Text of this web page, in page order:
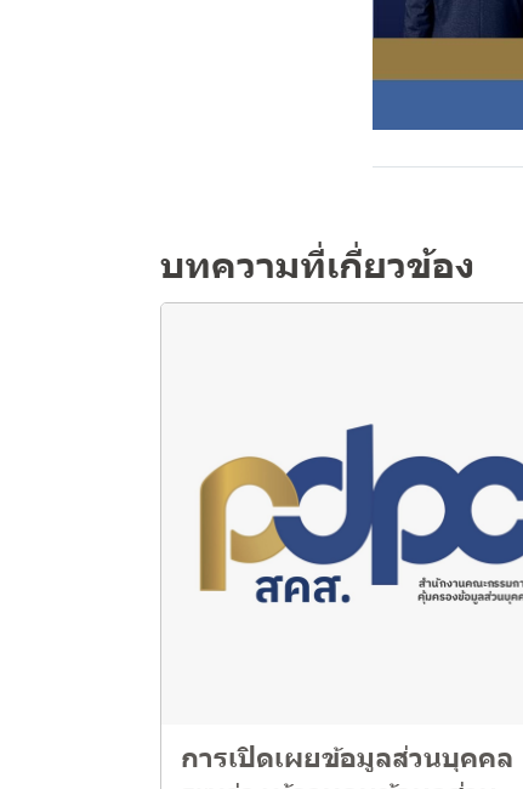
บทความที่เกี่ยวข้อง
การเปิดเผยข้อมูลส่วนบุคคล